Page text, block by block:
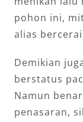
pohon ini,
alias
Demikian
berstatus
Namun
penasaran,